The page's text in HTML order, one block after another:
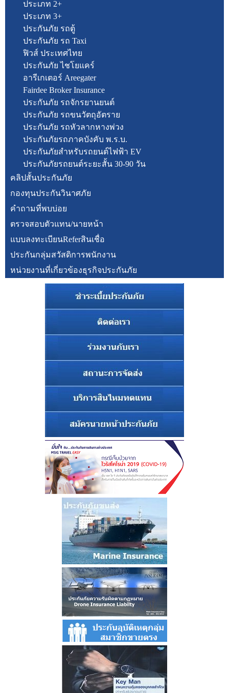
ประเภท 2+
ประเภท 3+
ประกันภัย รถตู้
ประกันภัย รถ Taxi
ฟิวส์ ประเทศไทย
ประกันภัย ไชโยแคร์
อารีเกเตอร์ Areegater
Fairdee Broker Insurance
ประกันภัย รถจักรยานยนต์
ประกันภัย รถขนวัตถุอัตราย
ประกันภัย รถหัวลากหางพ่วง
ประกันภัยรถภาคบังคับ พ.ร.บ.
ประกันภัยสำหรับรถยนต์ไฟฟ้า EV
ประกันภัยรถยนต์ระยะสั้น 30-90 วัน
คลิปสั้นประกันภัย
กองทุนประกันวินาศภัย
คำถามที่พบบ่อย
ตรวจสอบตัวแทน/นายหน้า
แบบลงทะเบียนReferสินเชื่อ
ประกันกลุ่มสวัสดิการพนักงาน
หน่วยงานที่เกี่ยวข้องธุรกิจประกันภัย